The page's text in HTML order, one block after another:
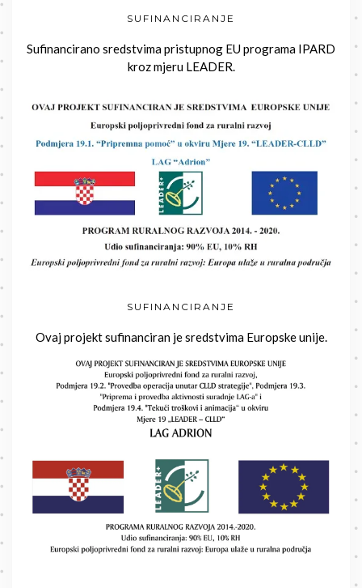
SUFINANCIRANJE
Sufinancirano sredstvima pristupnog EU programa IPARD
kroz mjeru LEADER.
SUFINANCIRANJE
Ovaj projekt sufinanciran je sredstvima Europske unije.